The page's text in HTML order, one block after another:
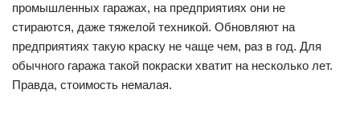
промышленных гаражах, на предприятиях они не
стираются, даже тяжелой техникой. Обновляют на
предприятиях такую краску не чаще чем, раз в год. Для
обычного гаража такой покраски хватит на несколько лет.
Правда, стоимость немалая.